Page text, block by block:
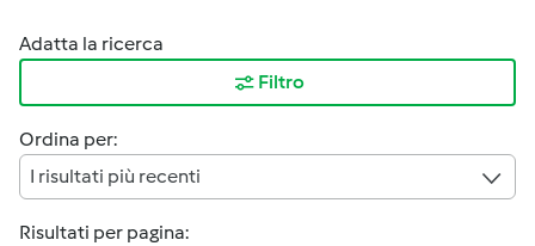
Adatta la ricerca
Filtro
Ordina per:
I risultati più recenti
Risultati per pagina: